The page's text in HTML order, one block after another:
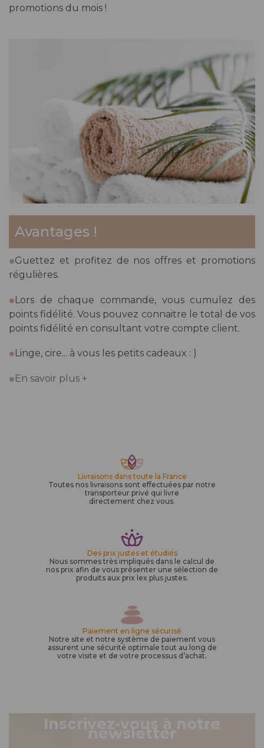
promotions du mois !
Avantages !
.Guettez et profitez de nos offres et promotions
régulières.
.Lors de chaque commande, vous cumulez des
points fidélité. Vous pouvez connaitre le total de vos
points fidélité en consultant votre compte client.
.Linge, cire... à vous les petits cadeaux : )
.En savoir plus +
Livraisons dans toute la France
Toutes nos livraisons sont effectuées par notre
transporteur privé qui livre
directement chez vous.
Des prix justes et étudiés
Nous sommes très impliqués dans le calcul de
nos prix afin de vous présenter une sélection de
produits aux prix lex plus justes.
Paiement en ligne sécurisé
Notre site et notre système de paiement vous
assurent une sécurité optimale tout au long de
votre visite et de votre processus d’achat.
Inscrivez-vous à notre
newsletter